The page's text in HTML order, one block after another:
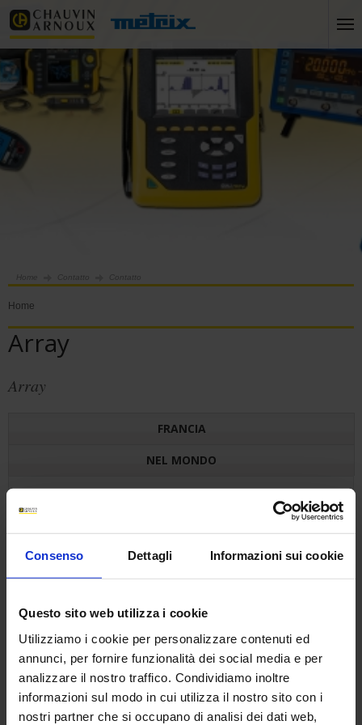
Consenso Dettagli Informazioni sui cookie
Questo sito web utilizza i cookie
Utilizziamo i cookie per personalizzare contenuti ed
annunci, per fornire funzionalità dei social media e per
analizzare il nostro traffico. Condividiamo inoltre
informazioni sul modo in cui utilizza il nostro sito con i
nostri partner che si occupano di analisi dei dati web,
Home Contatto Contatto
Home
Array
Array
FRANCIA
NEL MONDO
Chauvin Arnoux GmbH
Germany
OhmStraße 1
Kehl / Rhein - Germany
Tél.: +49 7851 99 26-0
E-mail :info@chauvin-arnoux.de
Chauvin Arnoux GesmbH
Austria - Hungary